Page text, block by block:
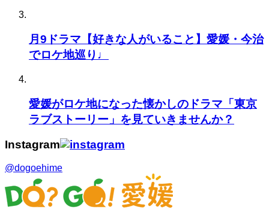
月9ドラマ【好きな人がいること】愛媛・今治
でロケ地巡り♩
愛媛がロケ地になった懐かしのドラマ「東京
ラブストーリー」を見ていきませんか？
Instagram
@dogoehime